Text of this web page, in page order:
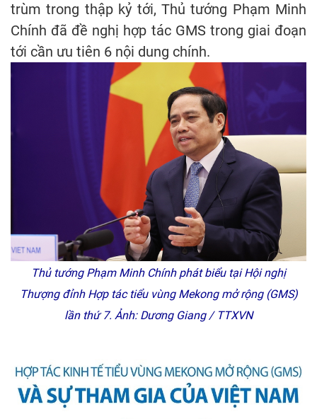
trùm trong thập kỷ tới, Thủ tướng Phạm Minh
Chính đã đề nghị hợp tác GMS trong giai đoạn
tới cần ưu tiên 6 nội dung chính.
Thủ tướng Phạm Minh Chính phát biểu tại Hội nghị
Thượng đỉnh Hợp tác tiểu vùng Mekong mở rộng (GMS)
lần thứ 7. Ảnh: Dương Giang / TTXVN